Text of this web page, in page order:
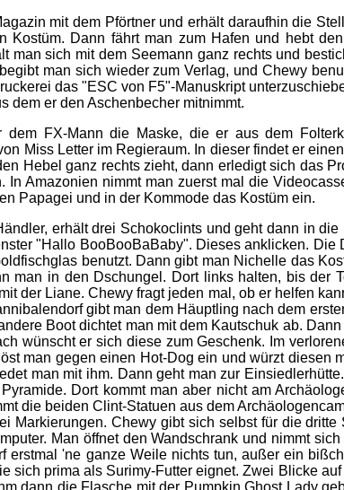
mit dem Pförtner und erhält daraufhin die
Dann fährt man zum Hafen und hebt
sich mit dem Seemann ganz rechts und
man sich wieder zum Verlag, und Chewy
das "ESC von F5"-Manuskript
dem er den Aschenbecher mitnimmt.
FX-Mann die Maske, die er aus dem
Miss Letter im Regieraum. In dieser findet er
Hebel ganz rechts zieht, dann erledigt sich das
Amazonien nimmt man zuerst mal die
Papagei und in der Kommode das Kostüm ein.
erhält drei Schokoclints und geht dann in
"Hallo BooBooBaBaby". Dieses anklicken.
benutzt. Dann gibt man Nichelle das
in den Dschungel. Dort links halten, bis der
der Liane. Chewy fragt jeden mal, ob er helfen
gibt man dem Häuptling nach dem
Boot dichtet man mit dem Kautschuk ab.
wünscht er sich diese zum Geschenk. Im
man gegen einen Hot-Dog ein und würzt diesen
man mit ihm. Dann geht man zur
Dort kommt man aber nicht am
die beiden Clint-Statuen aus dem
Chewy gibt sich selbst für die
Man öffnet den Wandschrank und nimmt
'ne ganze Weile nichts tun, außer ein
prima als Surimy-Futter eignet. Zwei Blicke
dann die Flasche mit der Pumpkin Ghost Lady